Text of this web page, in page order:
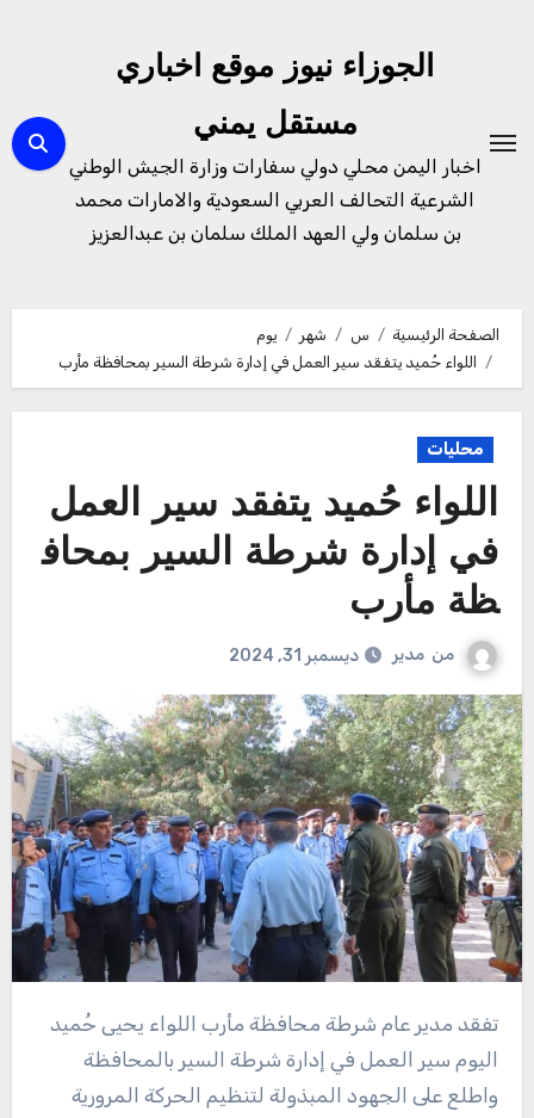
الجوزاء نيوز موقع اخباري
مستقل يمني
اخبار اليمن محلي دولي سفارات وزارة الجيش الوطني
الشرعية التحالف العربي السعودية والامارات محمد
بن سلمان ولي العهد الملك سلمان بن عبدالعزيز
الصفحة الرئيسية س شهر
يوم
اللواء حُميد يتفقد سير العمل في إدارة شرطة السير بمحافظة مأرب
محليات
اللواء حُميد يتفقد سير العمل
في إدارة شرطة السير بمحاف
ظة مأرب
من مدير ديسمبر 31, 2024
تفقد مدير عام شرطة محافظة مأرب اللواء يحيى حُميد
اليوم سير العمل في إدارة شرطة السير بالمحافظة
واطلع على الجهود المبذولة لتنظيم الحركة المرورية